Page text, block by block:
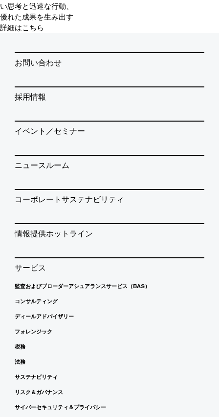
い思考と迅速な行動、
優れた成果を生み出す
詳細はこちら
お問い合わせ
採用情報
イベント／セミナー
ニュースルーム
コーポレートサステナビリティ
情報提供ホットライン
サービス
監査およびブローダーアシュアランスサービス（BAS）
コンサルティング
ディールアドバイザリー
フォレンジック
税務
法務
サステナビリティ
リスク＆ガバナンス
サイバーセキュリティ＆プライバシー